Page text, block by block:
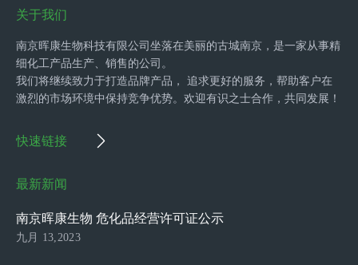
关于我们
南京晖康生物科技有限公司坐落在美丽的古城南京，是一家从事精
细化工产品生产、销售的公司。
我们将继续致力于打造品牌产品， 追求更好的服务，帮助客户在
激烈的市场环境中保持竞争优势。欢迎有识之士合作，共同发展！
快速链接
最新新闻
南京晖康生物 危化品经营许可证公示
九月 13,2023